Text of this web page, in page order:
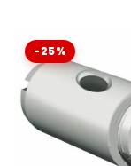
-25%